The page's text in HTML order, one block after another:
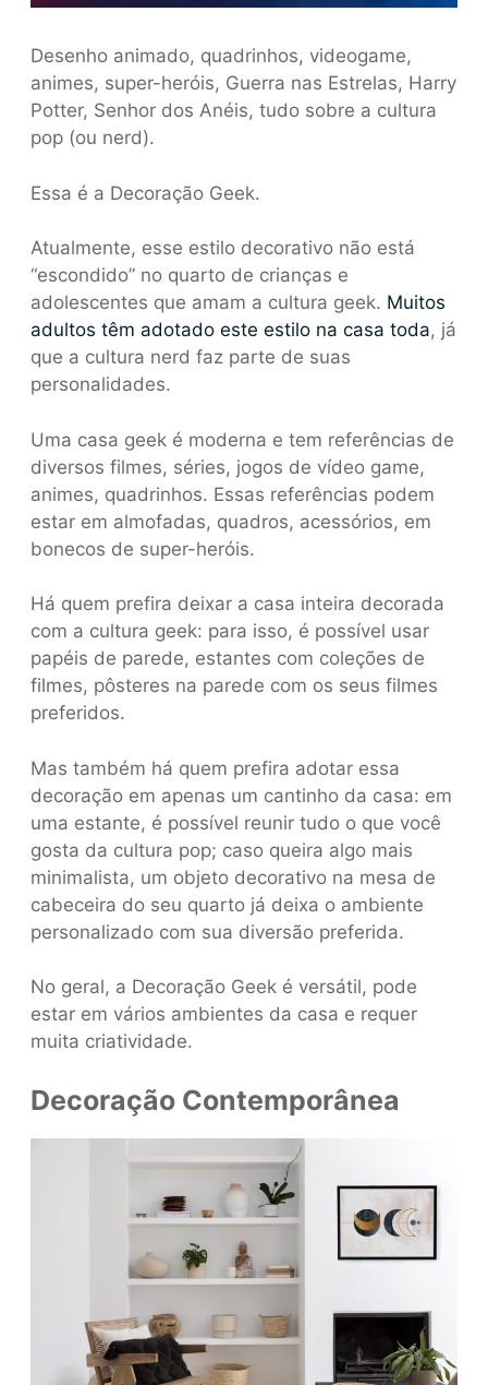
Desenho animado, quadrinhos, videogame,
animes, super-heróis, Guerra nas Estrelas, Harry
Potter, Senhor dos Anéis, tudo sobre a cultura
pop (ou nerd).
Essa é a Decoração Geek.
Atualmente, esse estilo decorativo não está
“escondido” no quarto de crianças e
adolescentes que amam a cultura geek. Muitos
adultos têm adotado este estilo na casa toda, já
que a cultura nerd faz parte de suas
personalidades.
Uma casa geek é moderna e tem referências de
diversos filmes, séries, jogos de vídeo game,
animes, quadrinhos. Essas referências podem
estar em almofadas, quadros, acessórios, em
bonecos de super-heróis.
Há quem prefira deixar a casa inteira decorada
com a cultura geek: para isso, é possível usar
papéis de parede, estantes com coleções de
filmes, pôsteres na parede com os seus filmes
preferidos.
Mas também há quem prefira adotar essa
decoração em apenas um cantinho da casa: em
uma estante, é possível reunir tudo o que você
gosta da cultura pop; caso queira algo mais
minimalista, um objeto decorativo na mesa de
cabeceira do seu quarto já deixa o ambiente
personalizado com sua diversão preferida.
No geral, a Decoração Geek é versátil, pode
estar em vários ambientes da casa e requer
muita criatividade.
Decoração Contemporânea